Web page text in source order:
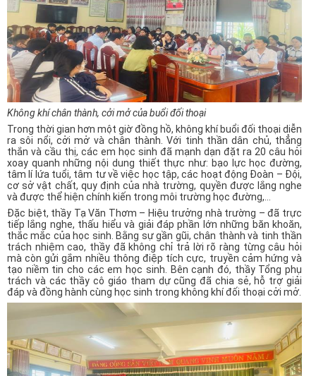
Không khí chân thành, cởi mở của buổi đối thoại
Trong thời gian hơn một giờ đồng hồ, không khí buổi đối thoại diễn
ra sôi nổi, cởi mở và chân thành. Với tinh thần dân chủ, thẳng
thắn và cầu thị, các em học sinh đã mạnh dạn đặt ra 20 câu hỏi
xoay quanh những nội dung thiết thực như: bạo lực học đường,
tâm lí lứa tuổi, tâm tư về việc học tập, các hoạt động Đoàn – Đội,
cơ sở vật chất, quy định của nhà trường, quyền được lắng nghe
và được thể hiện chính kiến trong môi trường học đường,…
Đặc biệt, thầy Tạ Văn Thơm – Hiệu trưởng nhà trường – đã trực
tiếp lắng nghe, thấu hiểu và giải đáp phần lớn những băn khoăn,
thắc mắc của học sinh. Bằng sự gần gũi, chân thành và tinh thần
trách nhiệm cao, thầy đã không chỉ trả lời rõ ràng từng câu hỏi
mà còn gửi gắm nhiều thông điệp tích cực, truyền cảm hứng và
tạo niềm tin cho các em học sinh. Bên cạnh đó, thầy Tổng phụ
trách và các thầy cô giáo tham dự cũng đã chia sẻ, hỗ trợ giải
đáp và đồng hành cùng học sinh trong không khí đối thoại cởi mở.